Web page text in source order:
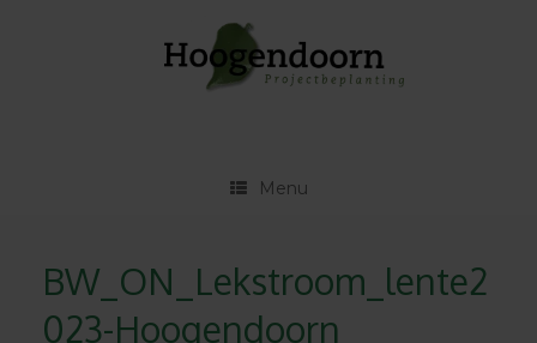
Menu
BW_ON_Lekstroom_lente2
023-Hoogendoorn